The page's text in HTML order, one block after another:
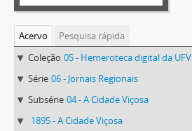
Acervo
Pesquisa rápida
Coleção 05 - Hemeroteca digital da UFV
Série 06 - Jornais Regionais
Subsérie 04 - A Cidade Viçosa
1895 - A Cidade Viçosa